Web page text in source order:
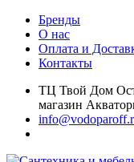
Бренды
О нас
Оплата и
Контакты
ТЦ Твой Дом
магазин